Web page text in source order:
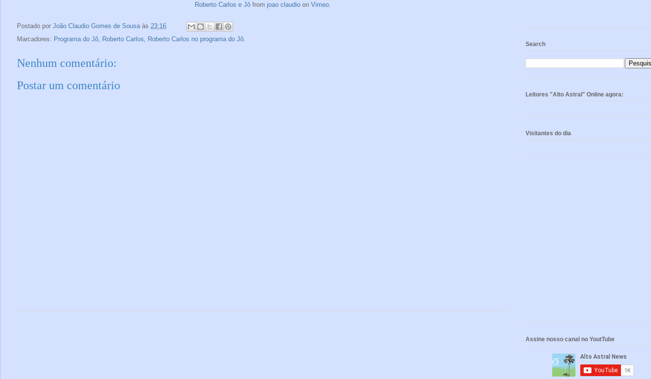
Roberto Carlos e Jô from joao claudio on Vimeo
Postado por João Claudio Gomes de Sousa às 23:16
Marcadores: Programa do Jô Roberto Carlos Roberto Carlos no programa do Jô.
Nenhum comentário:
Postar um comentário
Search
Leitores "Alto Astral" Online agora:
Visitantes do dia
Assine nosso canal no YoutTube